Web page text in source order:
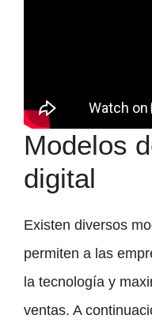
Modelos
digital
Existen diversos
permiten a las
la tecnología y
ventas. A